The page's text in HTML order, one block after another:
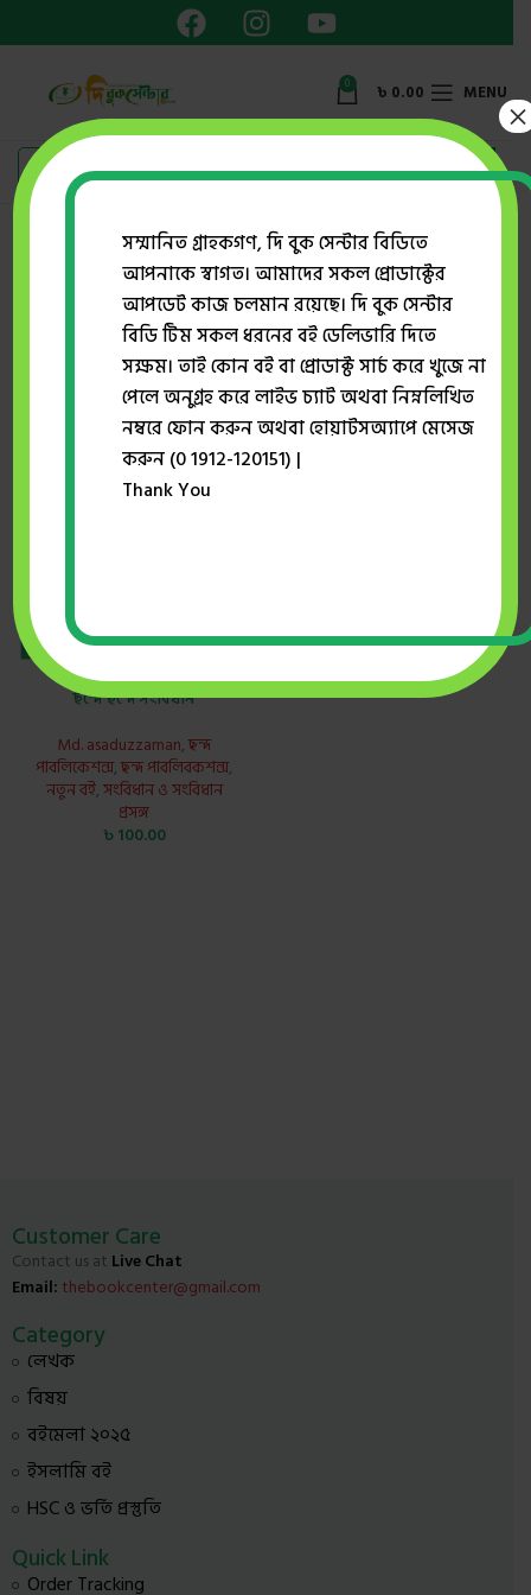
0 ৳ 0.00 MENU
Showing the single result
Show sidebar
ছন্দে ছন্দে সংবিধান
Md. asaduzzaman,ছন্দ
পাবলিকেশন্স,ছন্দ পাবলিবকশন্স,
নতুন বই,সংবিধান ও সংবিধান
প্রসঙ্গ
৳100.00
Customer Care
Contact us at Live Chat
Email: thebookcenter@gmail.com
Category
লেখক
বিষয়
বইমেলা ২০২৫
ইসলামি বই
HSC ও ভর্তি প্রস্তুতি
Quick Link
Order Tracking
সম্মানিত গ্রাহকগণ, দি বুক সেন্টার বিডিতে
আপনাকে স্বাগত। আমাদের সকল প্রোডাক্টের
আপডেট কাজ চলমান রয়েছে। দি বুক সেন্টার
বিডি টিম সকল ধরনের বই ডেলিভারি দিতে
সক্ষম। তাই কোন বই বা প্রোডাক্ট সার্চ করে খুজে না
পেলে অনুগ্রহ করে লাইভ চ্যাট অথবা নিম্নলিখিত
নম্বরে ফোন করুন অথবা হোয়াটসঅ্যাপে মেসেজ
করুন (0 1912-120151) |
Thank You
×